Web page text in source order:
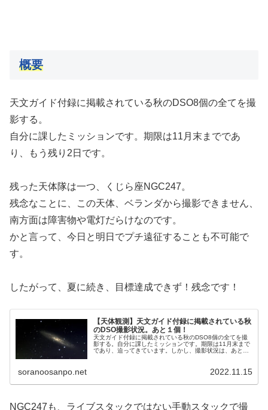
概要
天文ガイド付録に掲載されている秋のDSO8個の全てを撮
影する。
自分に課したミッションです。期限は11月末までであ
り、もう残り2日です。
残った天体隊は一つ、くじら座NGC247。
残念なことに、この天体、ベランダから撮影できません、
南方面は障害物や電灯だらけなのです。
かと言って、今日と明日でプチ遠征することも不可能で
す。
したがって、夏に続き、目標達成できず！残念です！
【天体観測】天文ガイド付録に掲載されている秋
のDSO撮影状況。あと１個！
天文ガイド付録に掲載されている秋のDSO8個の全てを撮
影する。自分に課したミッションです。期限は11月末まで
であり、迫ってきています。しかし、撮影状況は、あと
soranoosanpo.net 2022.11.15
NGC247も、ライブスタックではない手動スタックで撮